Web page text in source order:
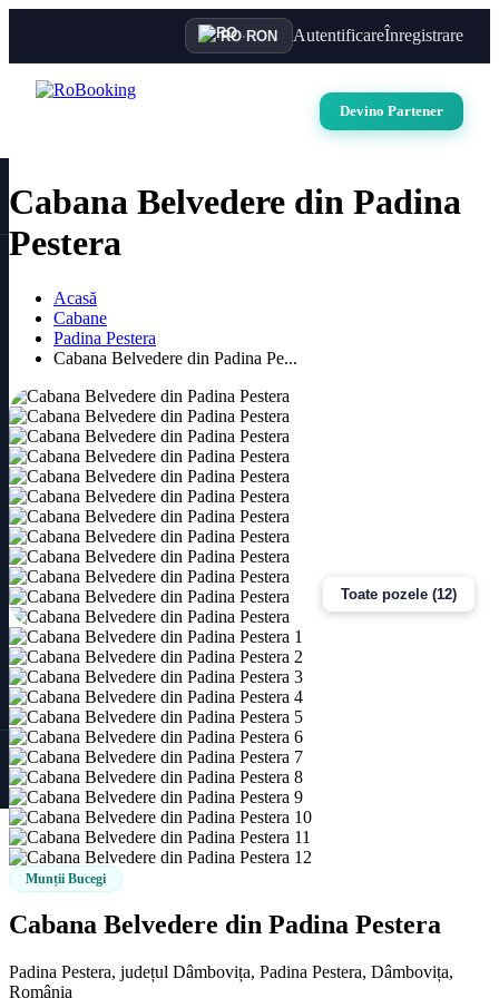
RO·RON AutentificareÎnregistrare
Devino Partener
Cabana Belvedere din Padina
Pestera
Acasă
Cabane
Padina Pestera
Cabana Belvedere din Padina Pe...
Toate pozele (12)
Munții Bucegi
Cabana Belvedere din Padina Pestera
Padina Pestera, județul Dâmbovița, Padina Pestera, Dâmbovița,
România